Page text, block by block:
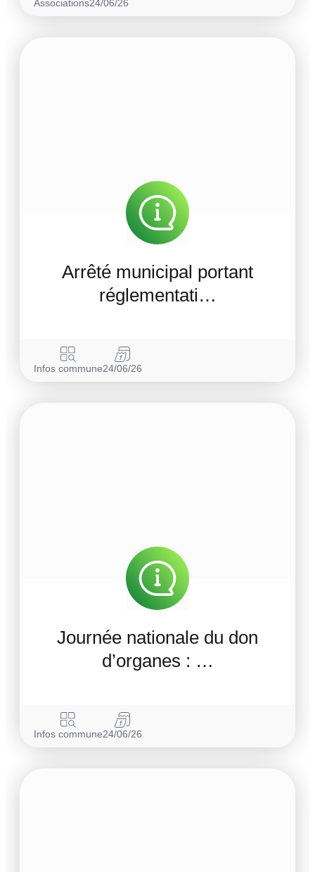
Associations24/06/26
Arrêté municipal portant
réglementati…
Infos commune24/06/26
Journée nationale du don
d’organes : …
Infos commune24/06/26